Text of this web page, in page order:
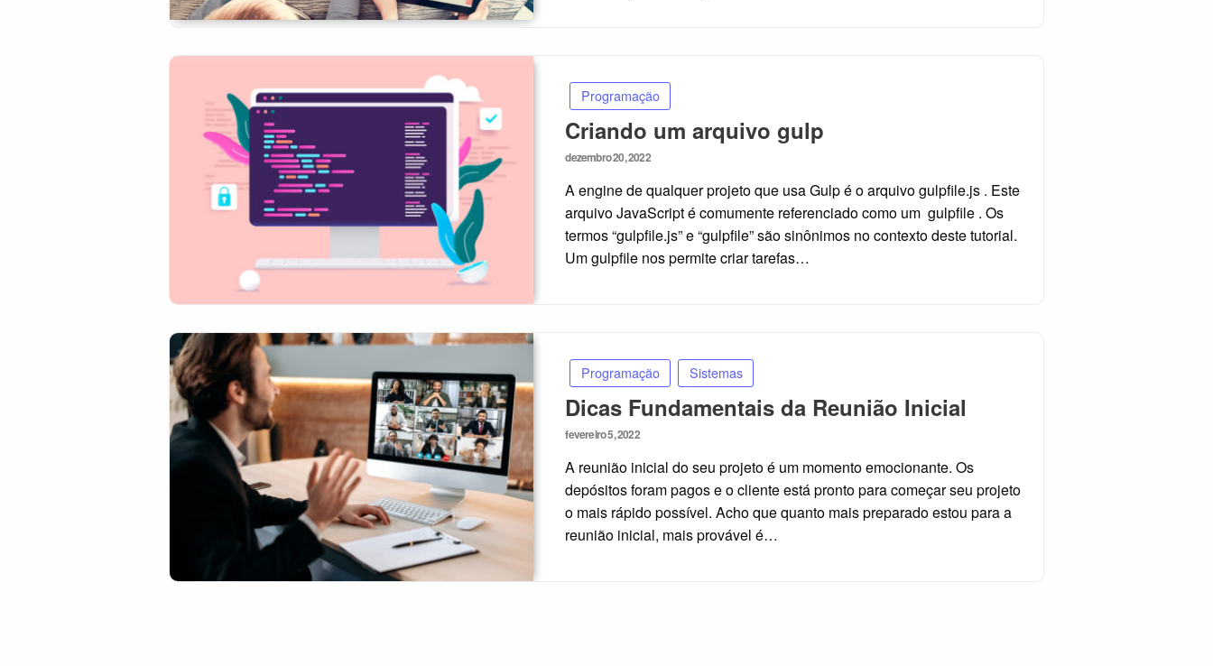
Programação
Criando um arquivo gulp
Posted
dezembro 20, 2022
A engine de qualquer projeto que usa Gulp é o arquivo gulpfile.js . Este
arquivo JavaScript é comumente referenciado como um gulpfile . Os
termos “gulpfile.js” e “gulpfile” são sinônimos no contexto deste tutorial.
Um gulpfile nos permite criar tarefas…
Programação Sistemas
Dicas Fundamentais da Reunião Inicial
Posted
fevereiro 5, 2022
A reunião inicial do seu projeto é um momento emocionante. Os
depósitos foram pagos e o cliente está pronto para começar seu projeto
o mais rápido possível. Acho que quanto mais preparado estou para a
reunião inicial, mais provável é…